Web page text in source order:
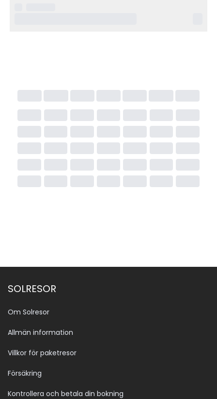
SOLRESOR
Om Solresor
Allmän information
Villkor för paketresor
Försäkring
Kontrollera och betala din bokning